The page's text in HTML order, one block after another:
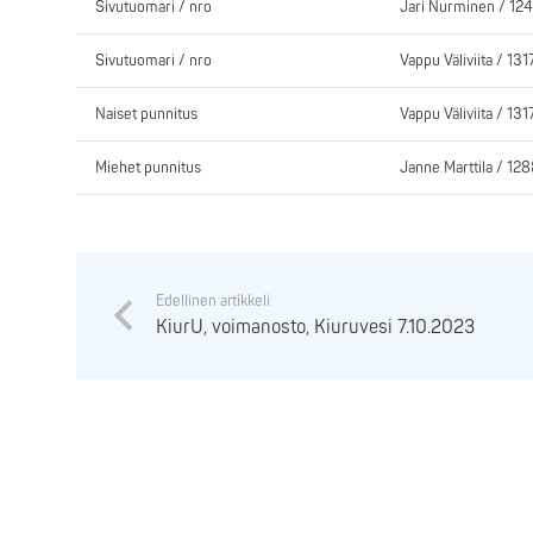
Sivutuomari / nro Jari Nurminen /
Sivutuomari / nro Vappu Väliviita /
Naiset punnitus Vappu Väliviita /
Miehet punnitus Janne Marttila /
Edellinen artikkeli
KiurU, voimanosto, Kiuruvesi 7.10.2023